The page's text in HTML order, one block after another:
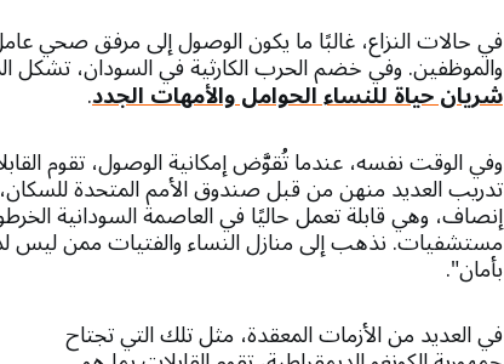
في حالات النزاع، غالبًا ما يكون الوصول إلى مرفق صحي
والموظفين. وفي خضم الحرب الكارثية في السودان، تشكل
شريان حياة للنساء الحوامل والأمهات الجدد.
وفي الوقت نفسه، عندما تُقوَّض إمكانية الوصول، تقوم
تدريب العديد منهن من قبل صندوق الأمم المتحدة
إنصاف، وهي قابلة تعمل حاليًا في العاصمة السودانية
مستشفيات. نذهب إلى منازل النساء والفتيات ممن ليس
بأمان".
في العديد من الأزمات المعقدة، مثل تلك التي تجتاح